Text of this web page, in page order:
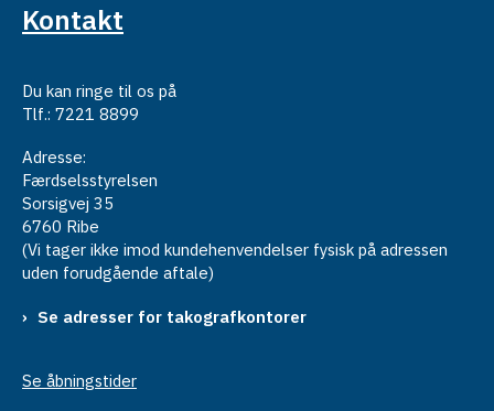
Kontakt
Du kan ringe til os på
Tlf.: 7221 8899
Adresse:
Færdselsstyrelsen
Sorsigvej 35
6760 Ribe
(Vi tager ikke imod kundehenvendelser fysisk på adressen
uden forudgående aftale)
Se adresser for takografkontorer
Se åbningstider